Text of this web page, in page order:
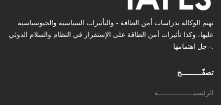
تهتم الوكالة بدراسات أمن الطاقة - والتأثیرات السیاسیة والجیوسیاسیة
عليها، وكذا تأثیرات أمن الطاقة على الإستقرار في النظام والسلام الدولي
- جل اهتمامها.
تصفّـــــــــح
الرئيسيــــــــــــــــــة